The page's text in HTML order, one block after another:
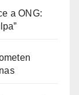
a ONG: